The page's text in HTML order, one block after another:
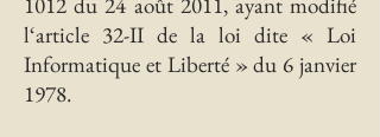
l‘article 32-II de la loi dite « Loi
Informatique et Liberté » du 6 janvier
1978.